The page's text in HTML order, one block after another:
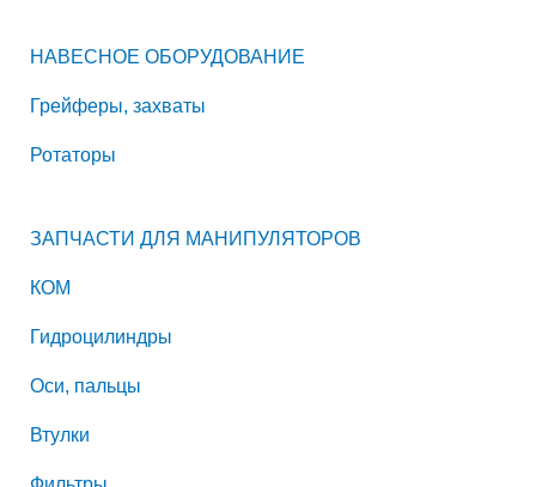
НАВЕСНОЕ ОБОРУДОВАНИЕ
Грейферы, захваты
Ротаторы
ЗАПЧАСТИ ДЛЯ МАНИПУЛЯТОРОВ
КОМ
Гидроцилиндры
Оси, пальцы
Втулки